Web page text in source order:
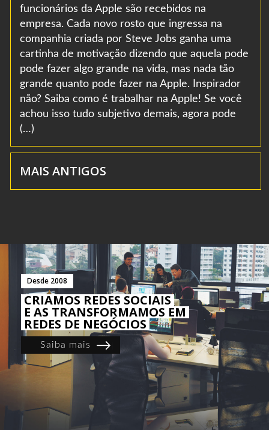
funcionários da Apple são recebidos na
empresa. Cada novo rosto que ingressa na
companhia criada por Steve Jobs ganha uma
cartinha de motivação dizendo que aquela pode
pode fazer algo grande na vida, mas nada tão
grande quanto pode fazer na Apple. Inspirador
não? Saiba como é trabalhar na Apple! Se você
achou isso tudo subjetivo demais, agora pode
(…)
MAIS ANTIGOS
Desde 2008
CRIAMOS REDES SOCIAIS
E AS TRANSFORMAMOS EM
REDES DE NEGÓCIOS
Saiba mais